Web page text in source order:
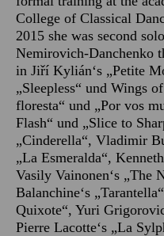
College of Classical
2015 she was second
Nemirovich-Danchenko
in Jiří Kylián‘s „Petite
„Sleepless“ und Wings
floresta“ und „Por vos
Flash“ und „Slice to
„Cinderella“, Vladimir
„La Esmeralda“,
Vasily Vainonen‘s „The
Balanchine‘s
Quixote“, Yuri
Pierre Lacotte‘s „La